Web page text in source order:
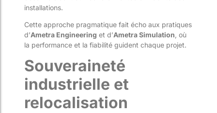
installations.
Cette approche pragmatique fait écho aux pratiques
d’Ametra Engineering et d’Ametra Simulation , où
la performance et la fiabilité guident chaque projet.
Souveraineté
industrielle et
relocalisation